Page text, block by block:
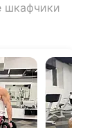
шкафчики